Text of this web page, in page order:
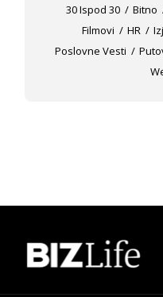
30 Ispod 30 Bitno
Filmovi
HR
Poslovne Vesti